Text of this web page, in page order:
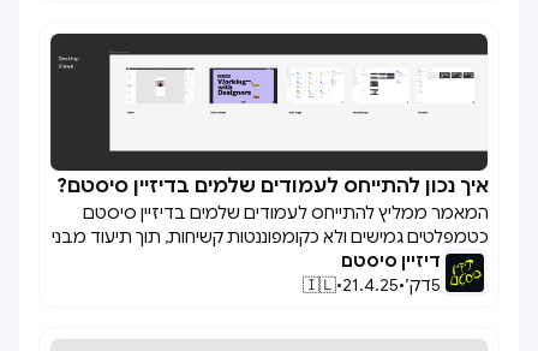

איך נכון להתייחס לעמודים שלמים בדיזיין סיסטם?
המאמר ממליץ להתייחס לעמודים שלמים בדיזיין סיסטם
כטמפלטים גמישים ולא כקומפוננטות קשיחות, תוך תיעוד מבני
גריד, אזורי תוכן, ריווחים והתנהגות רספונסיבית, כדי לאפשר
עקביות וגמישות בעיצוב עמודים שונים.
דיזיין סיסטם
5דק׳•
21.4.25
•
🇮🇱